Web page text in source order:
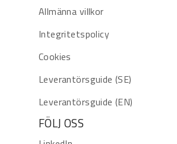
Allmänna villkor
Integritetspolicy
Cookies
Leverantörsguide (SE)
Leverantörsguide (EN)
FÖLJ OSS